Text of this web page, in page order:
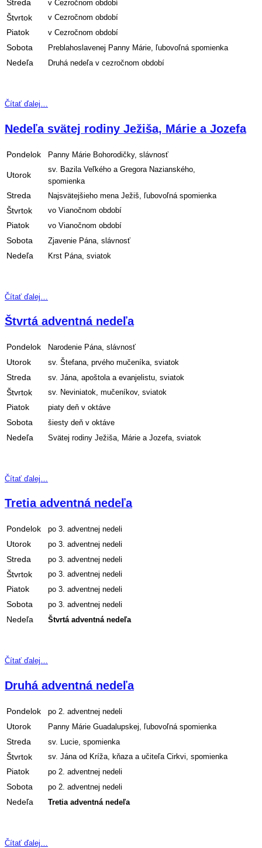
Streda v Cezročnom období
Štvrtok v Cezročnom období
Piatok v Cezročnom období
Sobota Preblahoslavenej Panny Márie, ľubovoľná spomienka
Nedeľa Druhá nedeľa v cezročnom období
Čítať ďalej…
Nedeľa svätej rodiny Ježiša, Márie a Jozefa
Pondelok Panny Márie Bohorodičky, slávnosť
Utorok
sv. Bazila Veľkého a Gregora Nazianského,
spomienka
Streda Najsvätejšieho mena Ježiš, ľubovoľná spomienka
Štvrtok vo Vianočnom období
Piatok vo Vianočnom období
Sobota Zjavenie Pána, slávnosť
Nedeľa Krst Pána, sviatok
Čítať ďalej…
Štvrtá adventná nedeľa
Pondelok Narodenie Pána, slávnosť
Utorok sv. Štefana, prvého mučeníka, sviatok
Streda sv. Jána, apoštola a evanjelistu, sviatok
Štvrtok sv. Neviniatok, mučeníkov, sviatok
Piatok piaty deň v oktáve
Sobota šiesty deň v oktáve
Nedeľa Svätej rodiny Ježiša, Márie a Jozefa, sviatok
Čítať ďalej…
Tretia adventná nedeľa
Pondelok po 3. adventnej nedeli
Utorok po 3. adventnej nedeli
Streda po 3. adventnej nedeli
Štvrtok po 3. adventnej nedeli
Piatok po 3. adventnej nedeli
Sobota po 3. adventnej nedeli
Nedeľa Štvrtá adventná nedeľa
Čítať ďalej…
Druhá adventná nedeľa
Pondelok po 2. adventnej nedeli
Utorok Panny Márie Guadalupskej, ľubovoľná spomienka
Streda sv. Lucie, spomienka
Štvrtok sv. Jána od Kríža, kňaza a učiteľa Cirkvi, spomienka
Piatok po 2. adventnej nedeli
Sobota po 2. adventnej nedeli
Nedeľa Tretia adventná nedeľa
Čítať ďalej…